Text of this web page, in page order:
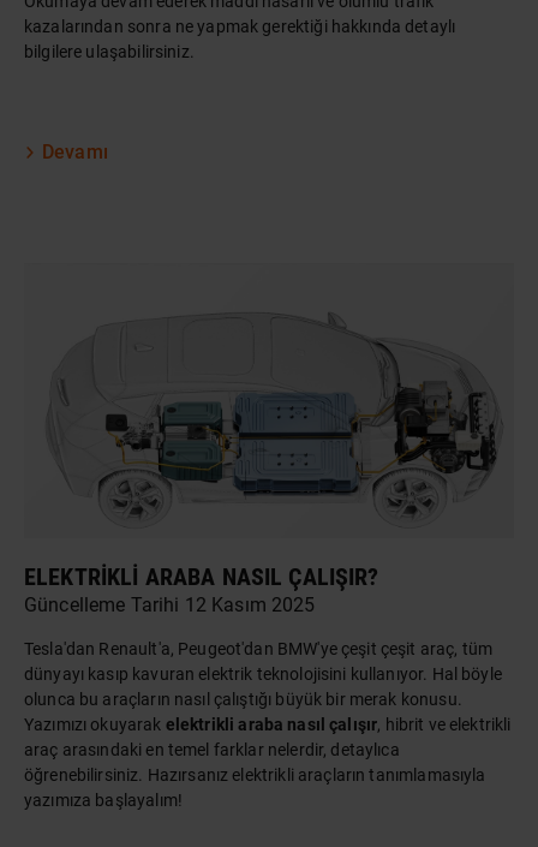
kazalarından sonra ne yapmak gerektiği hakkında detaylı
bilgilere ulaşabilirsiniz.
Devamı
ELEKTRIKLI ARABA NASIL ÇALIŞIR?
Güncelleme Tarihi 12 Kasım 2025
Tesla'dan Renault'a, Peugeot'dan BMW'ye çeşit çeşit araç, tüm
dünyayı kasıp kavuran elektrik teknolojisini kullanıyor. Hal böyle
olunca bu araçların nasıl çalıştığı büyük bir merak konusu.
Yazımızı okuyarak elektrikli araba nasıl çalışır, hibrit ve elektrikli
araç arasındaki en temel farklar nelerdir, detaylıca
öğrenebilirsiniz. Hazırsanız elektrikli araçların tanımlamasıyla
yazımıza başlayalım!